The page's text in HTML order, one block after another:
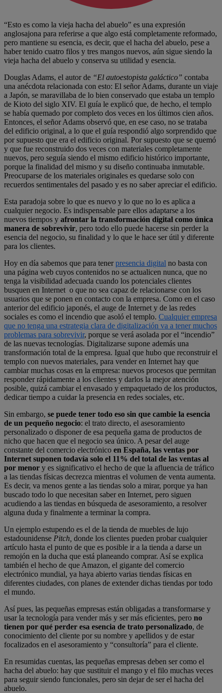
“Esto es como la vieja hacha del abuelo” es una expresión
anglosajona para referirse a que algo está completamente reformado,
pero mantiene su esencia, es decir, que el hacha del abuelo, pese a
haber tenido cuatro filos y tres mangos nuevos, aún sigue siendo la
vieja hacha del abuelo y conserva su utilidad y esencia.
Douglas Adams, el autor de “El autoestopista galáctico” contaba
una anécdota relacionada con esto: El señor Adams, durante un viaje
a Japón, se maravillaba de lo bien conservado que estaba un templo
de Kioto del siglo XIV. El guía le explicó que, de hecho, el templo
se había quemado por completo dos veces en los últimos cien años.
Entonces, el señor Adams observó que, en ese caso, no se trataba
del edificio original, a lo que el guía respondió algo sorprendido que
por supuesto que era el edificio original. Por supuesto que se quemó
y que fue reconstruido dos veces con materiales completamente
nuevos, pero seguía siendo el mismo edificio histórico importante,
porque la finalidad del mismo y su diseño continuaba inmutable.
Preocuparse de los materiales originales es quedarse solo con
recuerdos sentimentales del pasado y es no saber apreciar el edificio.
Esta paradoja sobre lo que es nuevo y lo que no lo es aplica a
cualquier negocio. Es indispensable pare ellos adaptarse a los
nuevos tiempos y afrontar la transformación digital como única
manera de sobrevivir, pero todo ello puede hacerse sin perder la
esencia del negocio, su finalidad y lo que le hace ser útil y diferente
para los clientes.
Hoy en día sabemos que para tenerpresencia digital no basta con
una página web cuyos contenidos no se actualicen nunca, que no
tenga la visibilidad adecuada cuando los potenciales clientes
busquen en Internet o que no sea capaz de relacionarse con los
usuarios que se ponen en contacto con la empresa. Como en el caso
anterior del edificio japonés, el auge de Internet y de las redes
sociales es como el incendio que asoló el templo. Cualquier empresa
que no tenga una estrategia clara de digitalización va a tener muchos
problemas para sobrevivir, porque se verá asolada por el “incendio”
de las nuevas tecnologías. Digitalizarse supone además una
transformación total de la empresa. Igual que hubo que reconstruir el
templo con nuevos materiales, para vender en Internet hay que
cambiar muchas cosas en la empresa: nuevos procesos que permitan
responder rápidamente a los clientes y darlos la mejor atención
posible, quizá cambiar el envasado y empaquetado de los productos,
dedicar tiempo a cuidar la presencia en redes sociales, etc.
Sin embargo, se puede tener todo eso sin que cambie la esencia
de un pequeño negocio: el trato directo, el asesoramiento
personalizado o disponer de esa pequeña gama de productos de
nicho que hacen que el negocio sea único. A pesar del auge
constante del comercio electrónico en España, las ventas por
Internet suponen todavía solo el 11% del total de las ventas al
por menor y es significativo el hecho de que la afluencia de tráfico
a las tiendas físicas decrezca mientras el volumen de venta aumenta.
Es decir, va menos gente a las tiendas solo a mirar, porque ya han
buscado todo lo que necesitan saber en Internet, pero siguen
acudiendo a las tiendas en búsqueda de asesoramiento, a resolver
alguna duda y finalmente a terminar la compra.
Un ejemplo estupendo es el de la tienda de muebles de lujo
estadounidense Pitch, donde los clientes pueden probar cualquier
artículo hasta el punto de que es posible ir a la tienda a darse un
remojón en la ducha que está planeando comprar. Así se explica
también el hecho de que Amazon, el gigante del comercio
electrónico mundial, ya haya abierto varias tiendas físicas en
diferentes ciudades, con planes de extender dichas tiendas por todo
el mundo.
Así pues, las pequeñas empresas están obligadas a transformarse y
usar la tecnología para vender más y ser más eficientes, pero no
tienen por qué perder esa esencia de trato personalizado, de
conocimiento del cliente por su nombre y apellidos y de estar
focalizados en el asesoramiento y “consultoría” para el cliente.
En resumidas cuentas, las pequeñas empresas deben ser como el
hacha del abuelo: hay que sustituir el mango y el filo muchas veces
para seguir siendo funcionales, pero sin dejar de ser el hacha del
abuelo.